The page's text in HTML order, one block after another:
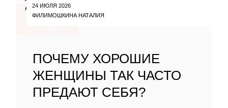
24 ИЮЛЯ 2026
ФИЛИМОШКИНА НАТАЛИЯ
ПОЧЕМУ ХОРОШИЕ
ЖЕНЩИНЫ ТАК ЧАСТО
ПРЕДАЮТ СЕБЯ?